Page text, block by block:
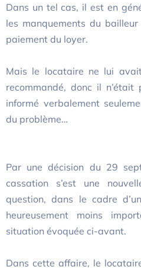
Dans un tel cas, il est en
les manquements du
paiement du loyer.
Mais le locataire ne lui
recommandé, donc il
informé verbalement
du problème…
Par une décision du 29
cassation s’est une
question, dans le cadre
heureusement moins
situation évoquée ci-avant.
Dans cette affaire, le